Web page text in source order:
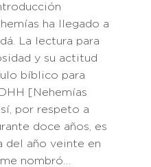
ha llegado a
La lectura para
y su actitud
bíblico para
[Nehemías
por respeto a
doce años, es
del año veinte en
nombró…